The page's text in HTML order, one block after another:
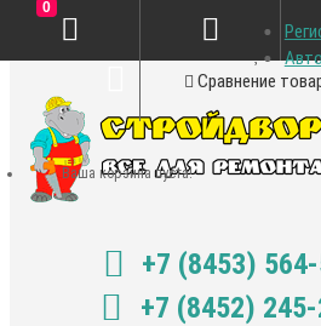
Сравнение
+7 (8453)
+7 (8452)
0
Ваша корзина пуста!